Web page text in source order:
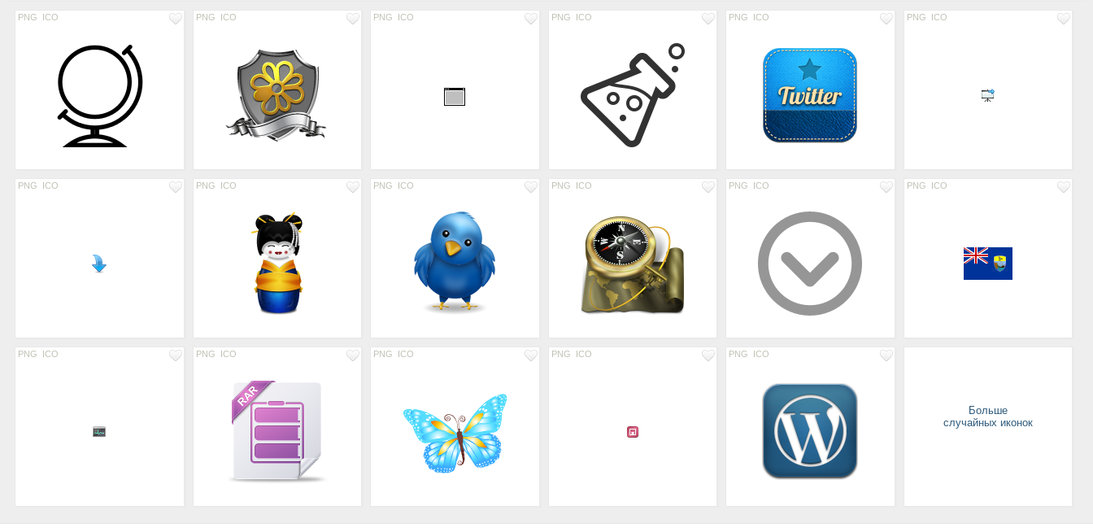
PNG ICO PNG ICO PNG ICO PNG ICO PNG ICO PNG ICO
PNG ICO PNG ICO PNG ICO PNG ICO PNG ICO PNG ICO
PNG ICO PNG ICO PNG ICO PNG ICO PNG ICO
Больше
случайных иконок